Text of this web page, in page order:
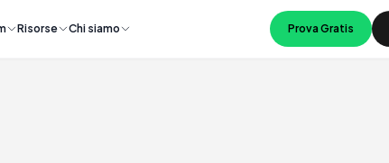
Risorse Chi siamo Prova Gratis